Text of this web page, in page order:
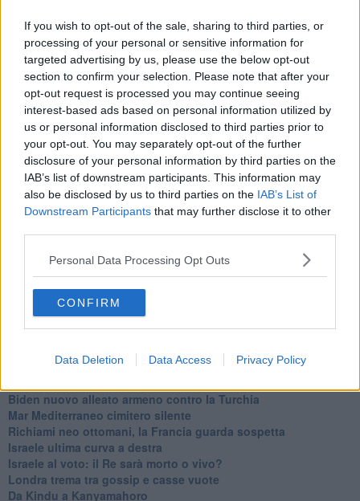
If you wish to opt-out of the sale, sharing to third parties, or
processing of your personal or sensitive information for
targeted advertising by us, please use the below opt-out
section to confirm your selection. Please note that after your
opt-out request is processed you may continue seeing
interest-based ads based on personal information utilized by
us or personal information disclosed to third parties prior to
your opt-out. You may separately opt-out of the further
disclosure of your personal information by third parties on the
IAB’s list of downstream participants. This information may
also be disclosed by us to third parties on the IAB’s List of
Downstream Participants that may further disclose it to other
Personal Data Processing Opt Outs
CONFIRM
Data Deletion Data Access Privacy Policy
Desmond Tutu "la voce dei senza voce"
Natale da incubo per Boris Johnson
La questione Ucraina
Cipro, un ponte dove si mischiano le culture
Una vigilia di Natale per un nuovo Rais
La questione israelo-palestinese ignorata dal G20
Erdogan continua a sfidare l'Occidente
Libano, collasso economico e guerra civile
Johnson, da Trump a Biden alla Brexit
L'AUKUS e il Quad
Biden, primo presidente USA non in guerra
Papa Bergoglio vedrà Viktor Orbán
Bennet, un giorno in attesa di Biden
Il ritorno dei talebani
​La lenta agonia del Libano
Sudafrica, è allarme alimentare
Usa di nuovo al centro della geopolitica internazionale
L’appuntamento di Israele con il cambiamento
La farsa delle elezioni in Siria
In Medioriente non ci sono favole, solo realtà
Biden chiama ma Netanyahu non risponde
Niente di nuovo in Medioriente
Biden nuovo alleato armeno contro la Turchia
Mar Mediterraneo cimitero silente
Richiami neo ottomani, la Francia guarda sospetta
Israele ultima curva a destra
Israele al voto: il Re sarà morto o vivo?
Londra trema tra gossip e casse vuote
Da Kindu a Kanyamahoro